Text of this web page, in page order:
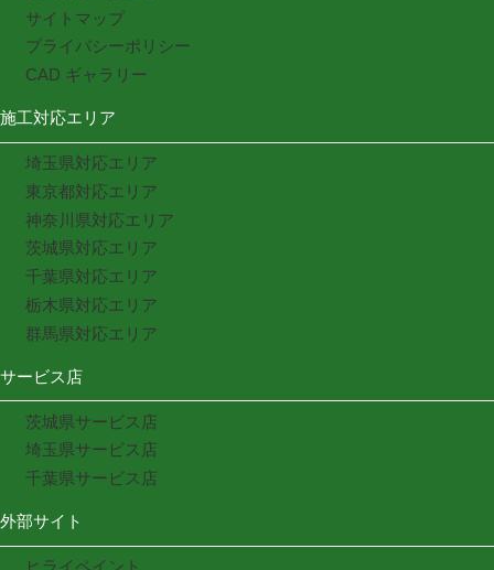
サイトマップ
プライバシーポリシー
CAD ギャラリー
施工対応エリア
埼玉県対応エリア
東京都対応エリア
神奈川県対応エリア
茨城県対応エリア
千葉県対応エリア
栃木県対応エリア
群馬県対応エリア
サービス店
茨城県サービス店
埼玉県サービス店
千葉県サービス店
外部サイト
ヒライペイント